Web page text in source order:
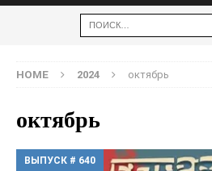
HOME 2024 октябрь
октябрь
ВЫПУСК # 640